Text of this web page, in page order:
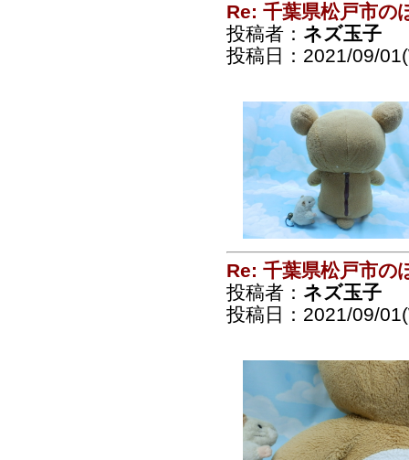
Re: 千葉県松戸市の
投稿者： ネズ玉子
投稿日：2021/09/
Re: 千葉県松戸市の
投稿者： ネズ玉子
投稿日：2021/09/